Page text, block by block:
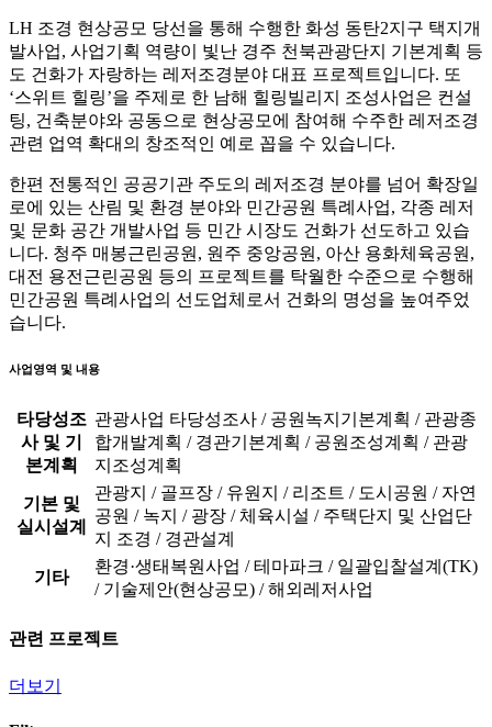
LH 조경 현상공모 당선을 통해 수행한 화성 동탄2지구 택지개
발사업, 사업기획 역량이 빛난 경주 천북관광단지 기본계획 등
도 건화가 자랑하는 레저조경분야 대표 프로젝트입니다. 또
‘스위트 힐링’을 주제로 한 남해 힐링빌리지 조성사업은 컨설
팅, 건축분야와 공동으로 현상공모에 참여해 수주한 레저조경
관련 업역 확대의 창조적인 예로 꼽을 수 있습니다.
한편 전통적인 공공기관 주도의 레저조경 분야를 넘어 확장일
로에 있는 산림 및 환경 분야와 민간공원 특례사업, 각종 레저
및 문화 공간 개발사업 등 민간 시장도 건화가 선도하고 있습
니다. 청주 매봉근린공원, 원주 중앙공원, 아산 용화체육공원,
대전 용전근린공원 등의 프로젝트를 탁월한 수준으로 수행해
민간공원 특례사업의 선도업체로서 건화의 명성을 높여주었
습니다.
사업영역 및 내용
타당성조
사 및 기
본계획
관광사업 타당성조사 / 공원녹지기본계획 / 관광종
합개발계획 / 경관기본계획 / 공원조성계획 / 관광
지조성계획
기본 및
실시설계
관광지 / 골프장 / 유원지 / 리조트 / 도시공원 / 자연
공원 / 녹지 / 광장 / 체육시설 / 주택단지 및 산업단
지 조경 / 경관설계
기타
환경·생태복원사업 / 테마파크 / 일괄입찰설계(TK)
/ 기술제안(현상공모) / 해외레저사업
관련 프로젝트
더보기